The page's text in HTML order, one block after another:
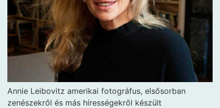
Annie Leibovitz amerikai fotográfus, elsősorban
zenészekről és más hírességekről készült